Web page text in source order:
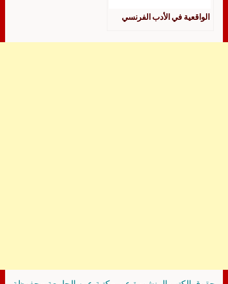
الواقعية في الأدب الفرنسي